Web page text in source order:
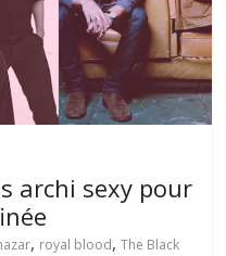
archi sexy pour
, royal blood,The Black